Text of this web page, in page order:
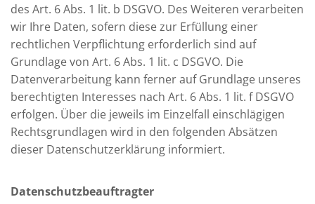
des Art. 6 Abs. 1 lit. b DSGVO. Des Weiteren verarbeiten
wir Ihre Daten, sofern diese zur Erfüllung einer
rechtlichen Verpflichtung erforderlich sind auf
Grundlage von Art. 6 Abs. 1 lit. c DSGVO. Die
Datenverarbeitung kann ferner auf Grundlage unseres
berechtigten Interesses nach Art. 6 Abs. 1 lit. f DSGVO
erfolgen. Über die jeweils im Einzelfall einschlägigen
Rechtsgrundlagen wird in den folgenden Absätzen
dieser Datenschutzerklärung informiert.
Datenschutz­beauftragter